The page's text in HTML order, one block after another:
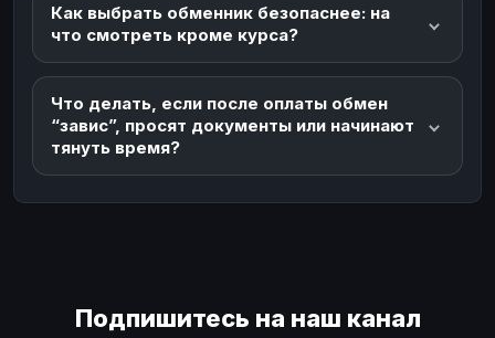
Как выбрать обменник безопаснее: на
что смотреть кроме курса?
Что делать, если после оплаты обмен
“завис”, просят документы или начинают
тянуть время?
Подпишитесь на наш канал